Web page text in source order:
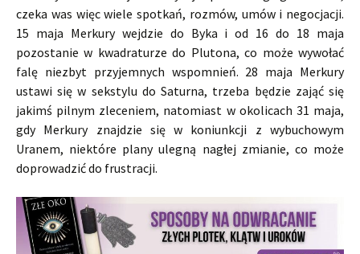
czeka was więc wiele spotkań, rozmów, umów i negocjacji.
15 maja Merkury wejdzie do Byka i od 16 do 18 maja
pozostanie w kwadraturze do Plutona, co może wywołać
falę niezbyt przyjemnych wspomnień. 28 maja Merkury
ustawi się w sekstylu do Saturna, trzeba będzie zająć się
jakimś pilnym zleceniem, natomiast w okolicach 31 maja,
gdy Merkury znajdzie się w koniunkcji z wybuchowym
Uranem, niektóre plany ulegną nagłej zmianie, co może
doprowadzić do frustracji.